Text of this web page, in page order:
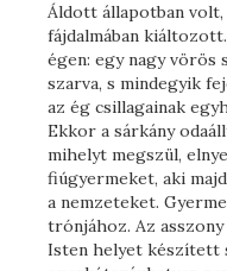
Áldott állapotban
fájdalmában
égen: egy nagy vörös
szarva, s mindegyik
az ég csillagainak
Ekkor a sárkány
mihelyt megszül,
fiúgyermeket, aki
a nemzeteket.
trónjához. Az
Isten helyet készített